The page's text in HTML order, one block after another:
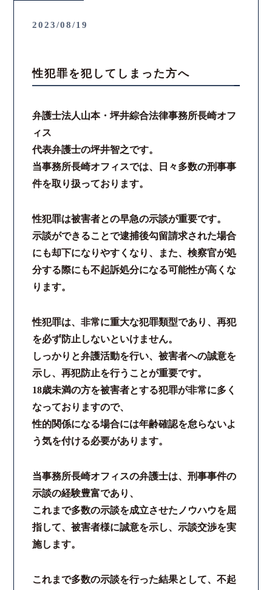
2023/08/19
性犯罪を犯してしまった方へ
弁護士法人山本・坪井綜合法律事務所長崎オフ
ィス
代表弁護士の坪井智之です。
当事務所長崎オフィスでは、日々多数の刑事事
件を取り扱っております。
性犯罪は被害者との早急の示談が重要です。
示談ができることで逮捕後勾留請求された場合
にも却下になりやすくなり、また、検察官が処
分する際にも不起訴処分になる可能性が高くな
ります。
性犯罪は、非常に重大な犯罪類型であり、再犯
を必ず防止しないといけません。
しっかりと弁護活動を行い、被害者への誠意を
示し、再犯防止を行うことが重要です。
18歳未満の方を被害者とする犯罪が非常に多く
なっておりますので、
性的関係になる場合には年齢確認を怠らないよ
う気を付ける必要があります。
当事務所長崎オフィスの弁護士は、刑事事件の
示談の経験豊富であり、
これまで多数の示談を成立させたノウハウを屈
指して、被害者様に誠意を示し、示談交渉を実
施します。
これまで多数の示談を行った結果として、不起